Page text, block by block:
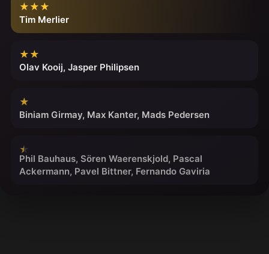
★★★
Tim Merlier
★★
Olav Kooij, Jasper Philipsen
★
Biniam Girmay, Max Kanter, Mads Pedersen
Phil Bauhaus, Sören Waerenskjold, Pascal
Ackermann, Pavel Bittner, Fernando Gaviria